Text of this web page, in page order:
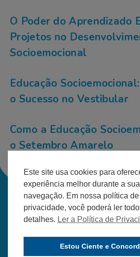
O Poder do Aprendizado
Projetos no
Socioemocional
Educação
o Sucesso no Vestibular
Como a Educação
o Setembro Amarelo
Este site usa cookies para
experiência melhor durante a sua
navegação. Em nossa política de
privacidade, você poderá ler
detalhes. Ler a Política de
Estou Ciente e